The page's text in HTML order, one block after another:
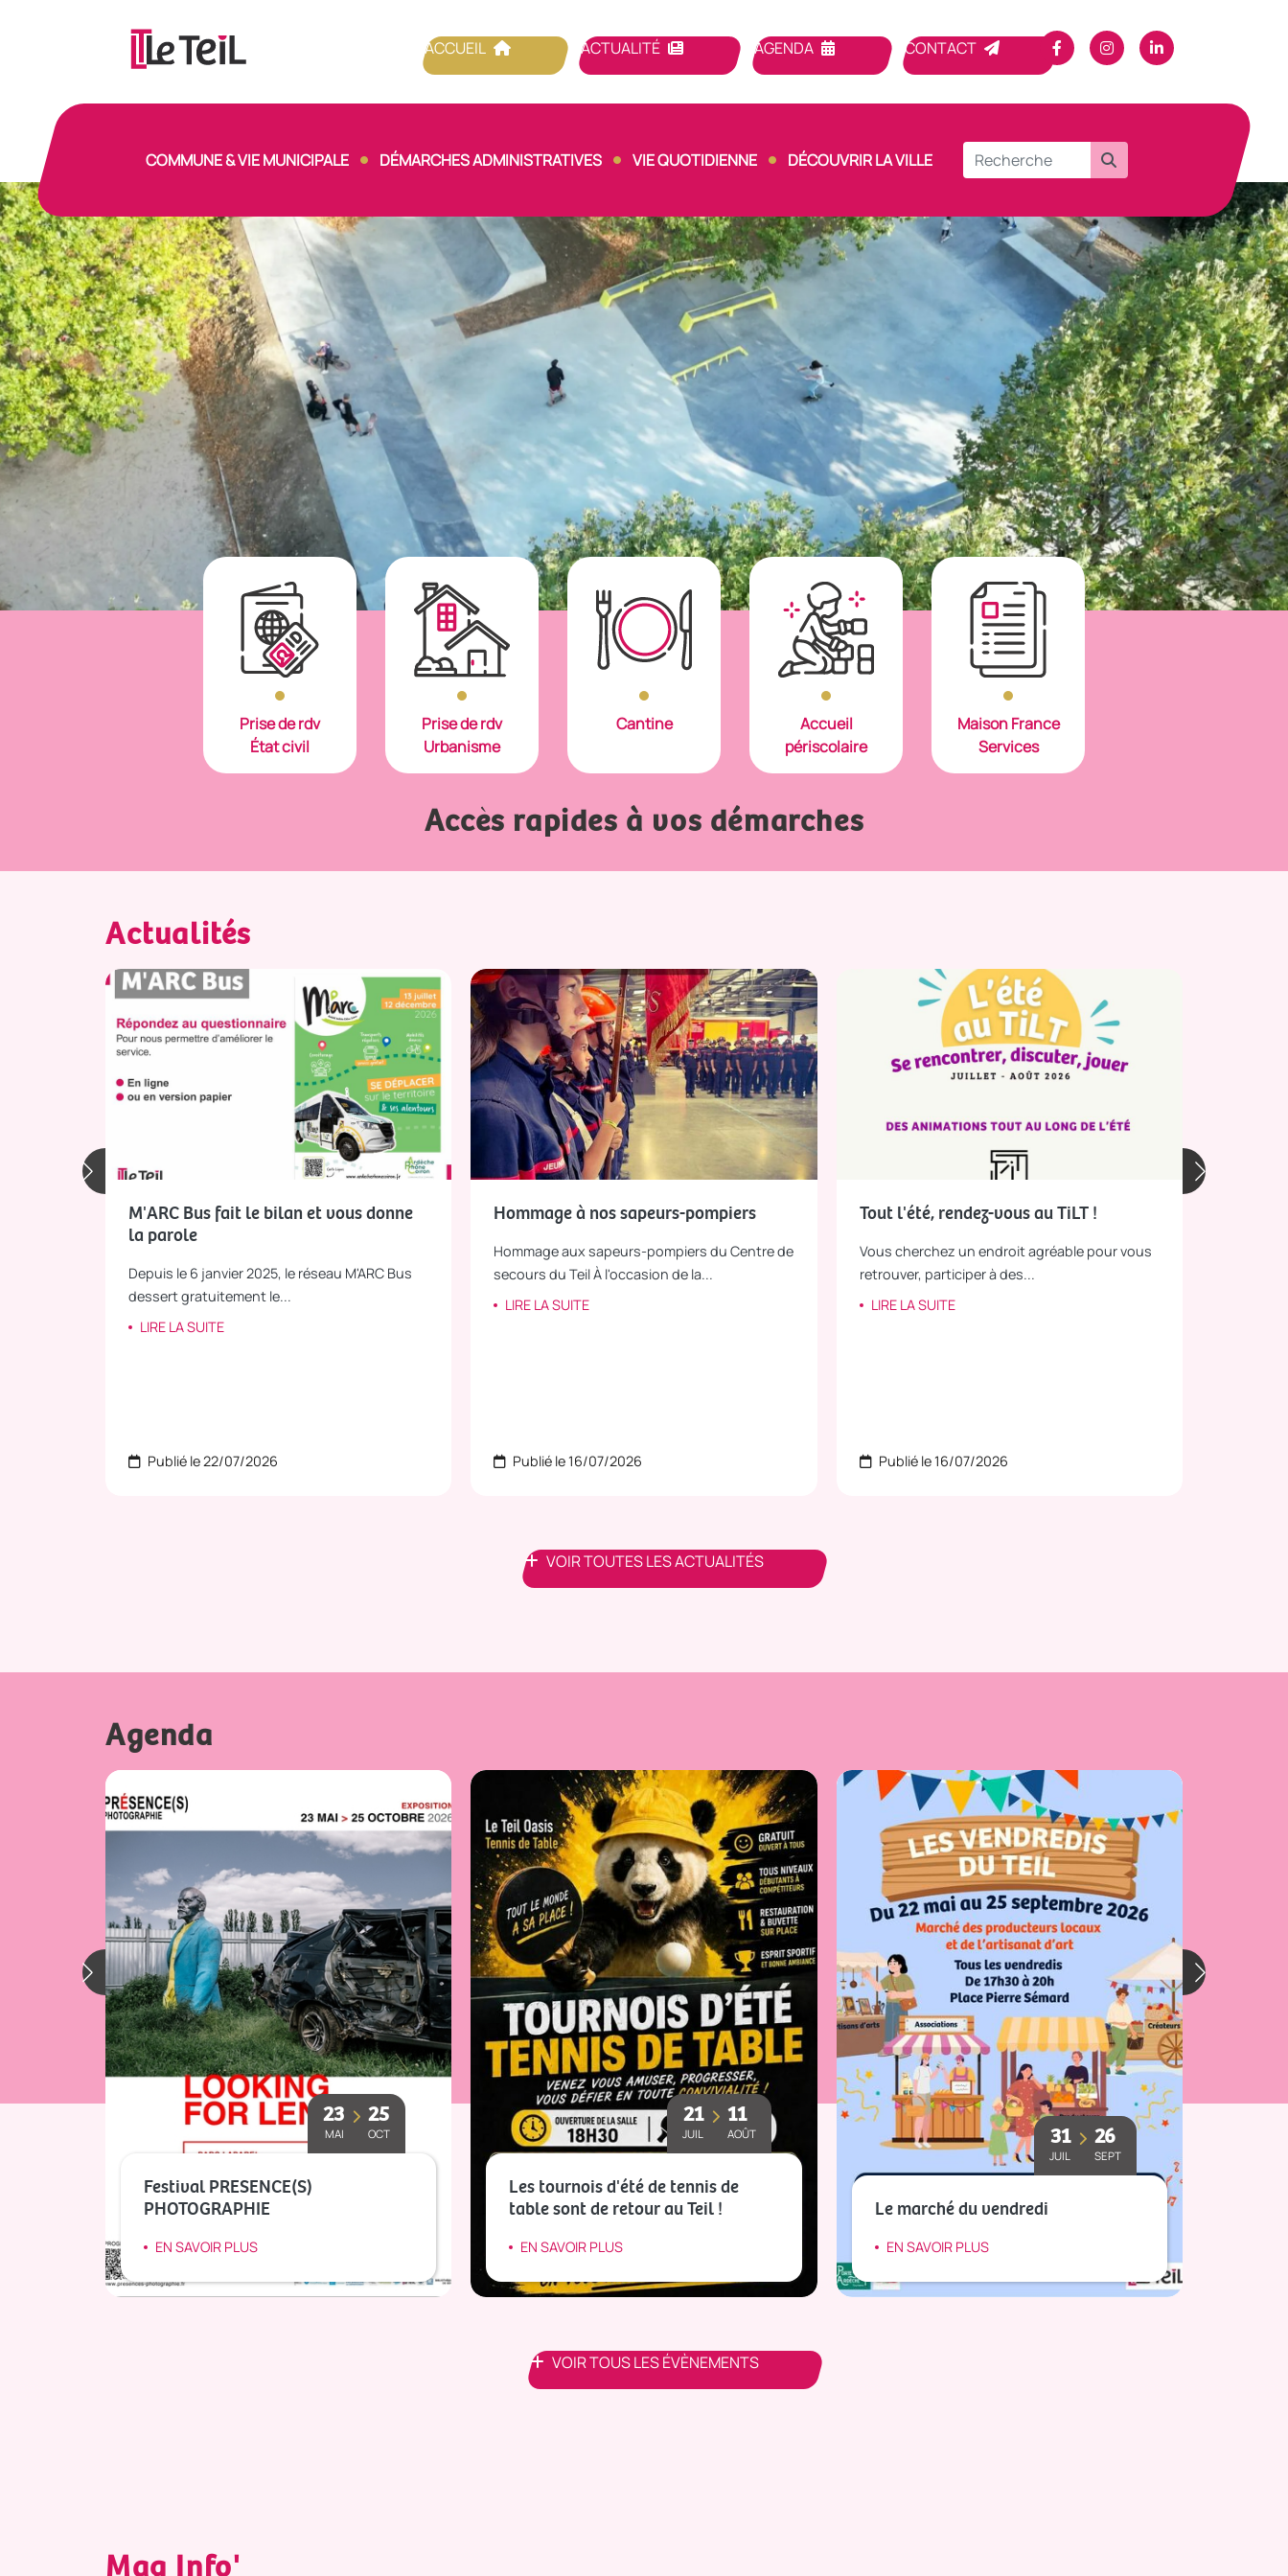
ACCUEIL ACTUALITÉ AGENDA CONTACT
COMMUNE & VIE MUNICIPALE DÉMARCHES ADMINISTRATIVES VIE QUOTIDIENNE DÉCOUVRIR LA VILLE
Prise de rdv
État civil
Prise de rdv
Urbanisme
Cantine
Accueil
périscolaire
Maison France
Services
Accès rapides à vos démarches
Actualités
M'ARC Bus fait le bilan et vous donne
la parole
Depuis le 6 janvier 2025, le réseau M'ARC Bus
dessert gratuitement le...
LIRE LA SUITE
Publié le 22/07/2026
Hommage à nos sapeurs-pompiers
Hommage aux sapeurs-pompiers du Centre de
secours du Teil À l'occasion de la...
LIRE LA SUITE
Publié le 16/07/2026
Tout l'été, rendez-vous au TiLT !
Vous cherchez un endroit agréable pour vous
retrouver, participer à des...
LIRE LA SUITE
Publié le 16/07/2026
VOIR TOUTES LES ACTUALITÉS
Agenda
23
MAI
25
OCT
Festival PRESENCE(S)
PHOTOGRAPHIE
EN SAVOIR PLUS
21
JUIL
11
AOÛT
Les tournois d'été de tennis de
table sont de retour au Teil !
EN SAVOIR PLUS
31
JUIL
26
SEPT
Le marché du vendredi
EN SAVOIR PLUS
VOIR TOUS LES ÉVÈNEMENTS
Mag Info'